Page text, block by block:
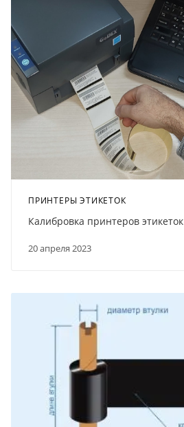
ПРИНТЕРЫ ЭТИКЕТОК
20 апреля 2023
Калибровка принтеров этикеток